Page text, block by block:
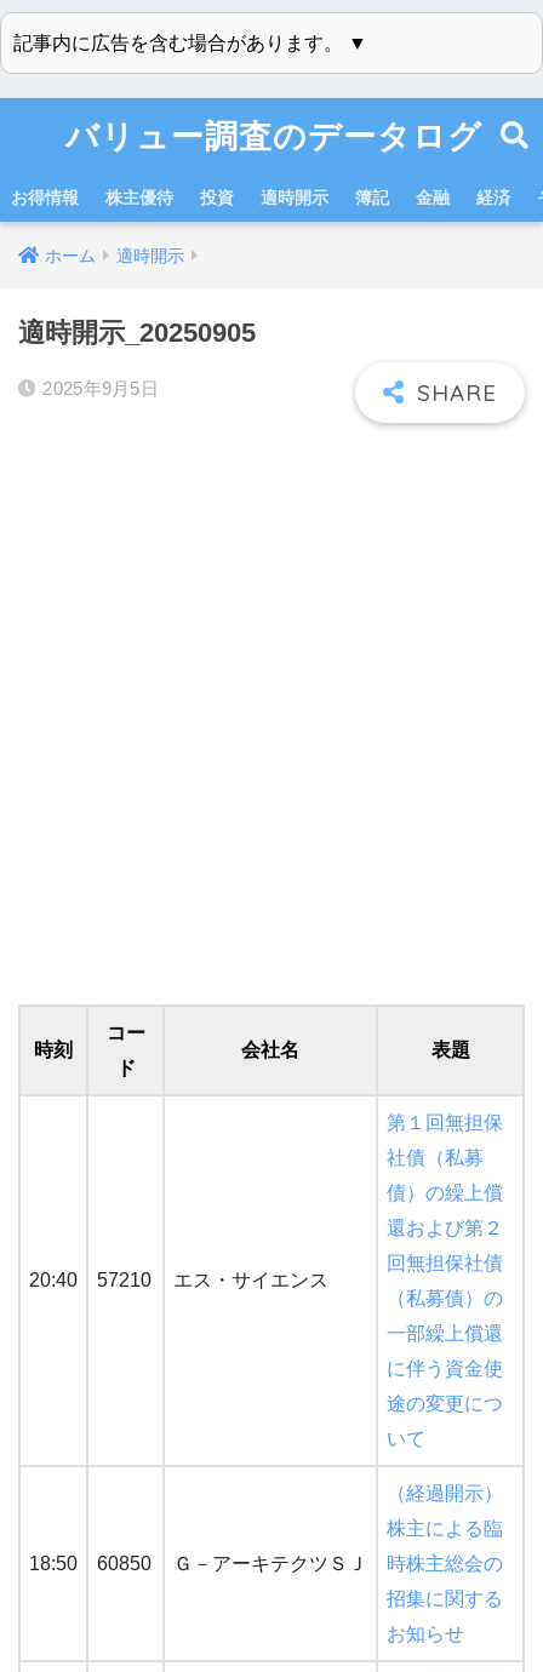
記事内に広告を含む場合があります。 ▼
バリュー調査のデータログ
お得情報 株主優待 投資 適時開示 簿記 金融 経済
ホーム 適時開示
適時開示_20250905
2025年9月5日
時刻
コー
ド
会社名 表題
20:40 57210 エス・サイエンス
第１回無担保
社債（私募
債）の繰上償
還および第２
回無担保社債
（私募債）の
一部繰上償還
に伴う資金使
途の変更につ
いて
18:50 60850 Ｇ－アーキテクツＳＪ
（経過開示）
株主による臨
時株主総会の
招集に関する
お知らせ